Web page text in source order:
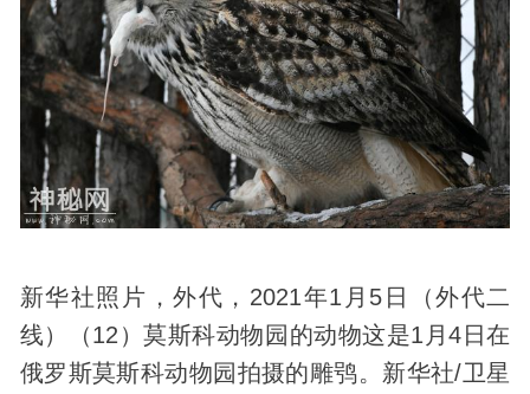
新华社照片，外代，2021年1月5日（外代二
线）（12）莫斯科动物园的动物这是1月4日在
俄罗斯莫斯科动物园拍摄的雕鸮。新华社/卫星